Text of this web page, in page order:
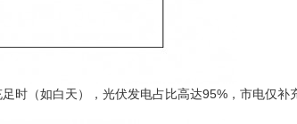
时（如白天），光伏发电占比高达95%，市电仅补